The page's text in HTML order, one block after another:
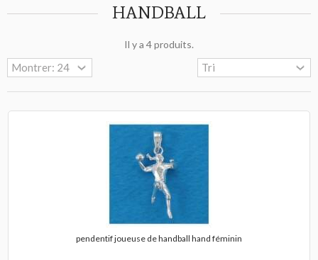
HANDBALL
Il y a 4 produits.
pendentif joueuse de handball hand féminin